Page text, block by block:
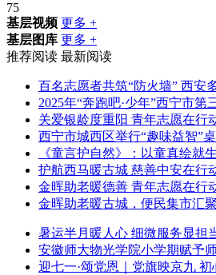
75
基层视频 更多 +
基层图库 更多 +
推荐阅读 最新阅读
百名志愿者共筑“防火墙” 西安
2025年“奔跑吧·少年”西宁市第
关爱银龄度重阳 青年志愿在行
西宁市城西区举行“趣味益智”
《童言护自然》：以童真绘就
护航西马暖古城 慈善中安在行
金晖助老暖德善 青年志愿在
金晖助老暖古城，便民集市汇
暑运半月暖人心 细微服务显担
安徽师大物光学院小学期赋予
迎七一·颂党恩｜党旗映京九 初